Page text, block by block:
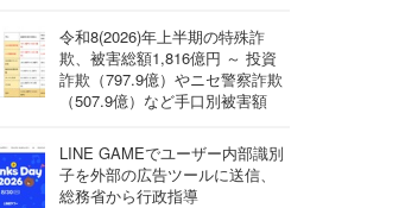
令和8(2026)年上半期の特殊詐
欺、被害総額1,816億円 ～ 投資
詐欺（797.9億）やニセ警察詐欺
（507.9億）など手口別被害額
LINE GAMEでユーザー内部識別
子を外部の広告ツールに送信、
総務省から行政指導